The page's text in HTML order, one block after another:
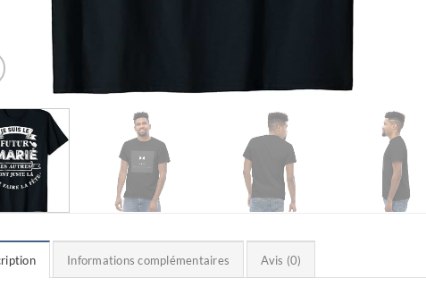
Informations complémentaires Avis (0)